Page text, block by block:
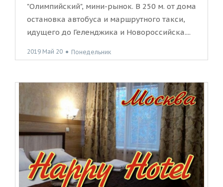
"Олимпийский", мини-рынок. В 250 м. от дома
остановка автобуса и маршрутного такси,
идущего до Геленджика и Новороссийска....
2019 Май 20 ● Понедельник